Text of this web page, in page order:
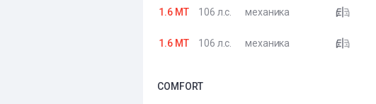
1.6 MT 106 л.с. механика
1.6 MT 106 л.с. механика
COMFORT